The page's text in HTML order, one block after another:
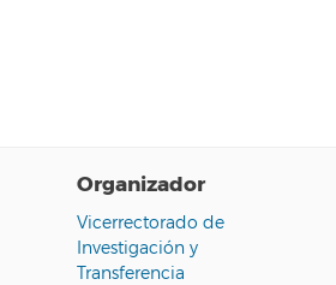
Organizador
Vicerrectorado de
Investigación y
Transferencia